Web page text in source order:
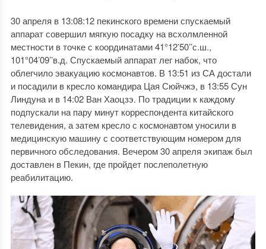
30 апреля в 13:08:12 пекинского времени спускаемый
аппарат совершил мягкую посадку на всхолмленной
местности в точке с координатами 41°12’50’’с.ш.,
101°04’09’’в.д. Спускаемый аппарат лег набок, что
облегчило эвакуацию космонавтов. В 13:51 из СА достали
и посадили в кресло командира Цая Сюйчжэ, в 13:55 Сун
Линдуна и в 14:02 Ван Хаоцзэ. По традиции к каждому
подпускали на пару минут корреспондента китайского
телевидения, а затем кресло с космонавтом уносили в
медицинскую машину с соответствующим номером для
первичного обследования. Вечером 30 апреля экипаж был
доставлен в Пекин, где пройдет послеполетную
реабилитацию.